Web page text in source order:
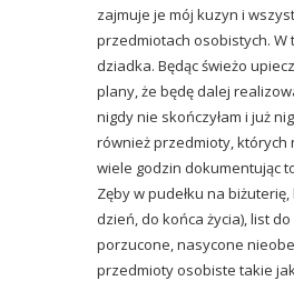
zajmuje je mój kuzyn i
przedmiotach osobistych. W
dziadka. Będąc świeżo
plany, że będę dalej
nigdy nie skończyłam i już
również przedmioty, których
wiele godzin dokumentując
Zęby w pudełku na
dzień, do końca życia), list
porzucone, nasycone
przedmioty osobiste takie